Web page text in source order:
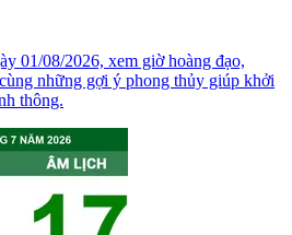
01/08/2026, xem giờ hoàng đạo,
những gợi ý phong thủy giúp khởi
thông.